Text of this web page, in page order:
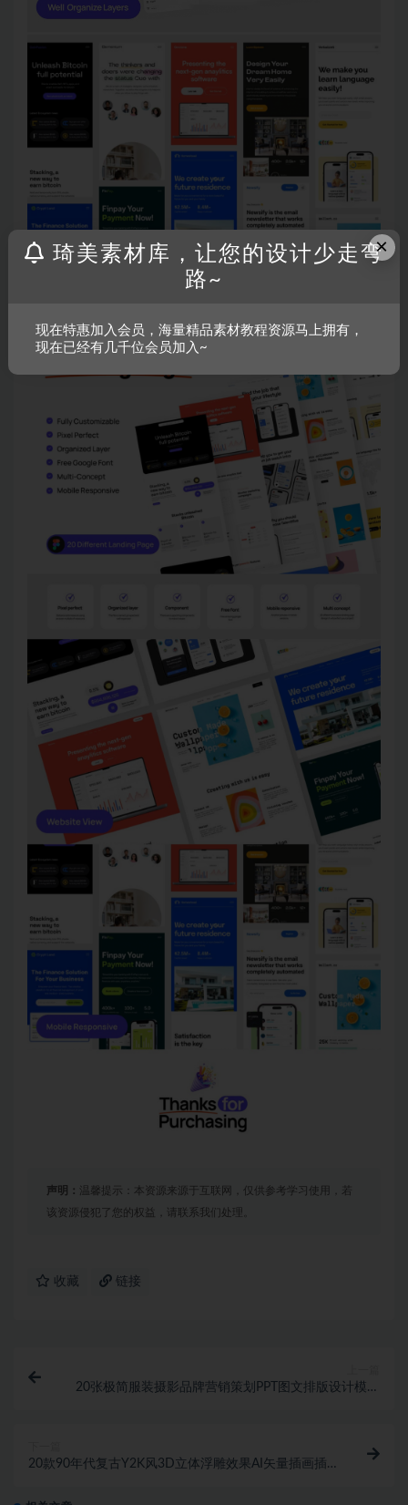
声明： 温馨提示：本资源来源于互联网，仅供参考学习使用，若
该资源侵犯了您的权益，请联系我们处理。
收藏 链接
20张极简服装摄影品牌营销策划PPT图文排版设计模板
20款90年代复古Y2K风3D立体浮雕效果AI矢量插画插
×
琦美素材库，让您的设计少走弯
路~
现在特惠加入会员，海量精品素材教程资源马上拥有，
现在已经有几千位会员加入~